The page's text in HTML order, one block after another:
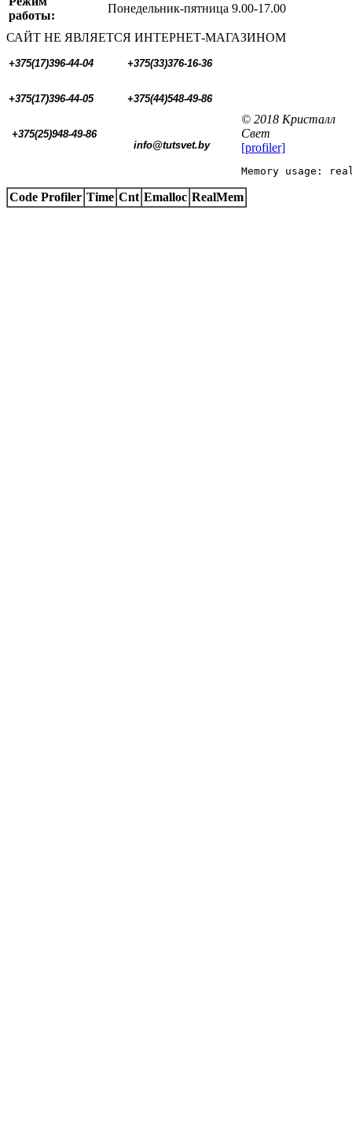
работы:
Понедельник-пятница 9.00-17.00
САЙТ НЕ ЯВЛЯЕТСЯ ИНТЕРНЕТ-МАГАЗИНОМ
+375(17)396-44-04 +375(33)376-16-36
+375(17)396-44-05 +375(44)548-49-86
+375(25)948-49-86
  info@tutsvet.by
© 2018 Кристалл
Свет
[profiler]
Memory usage:
Code Profiler Time Cnt Emalloc RealMem